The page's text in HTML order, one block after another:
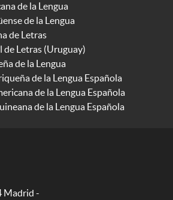
de la Lengua
de la Lengua
de Letras
de Letras (Uruguay)
de la Lengua
de la Lengua Española
de la Lengua Española
de la Lengua Española
Madrid -